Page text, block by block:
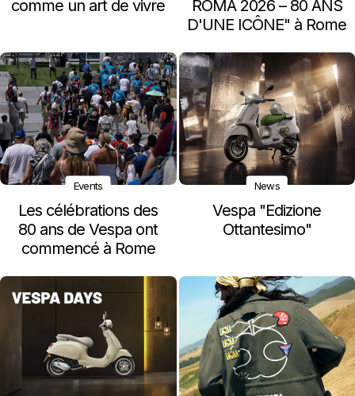
comme un art de vivre
ROMA 2026 – 80 ANS
D'UNE ICÔNE" à Rome
Events
Les célébrations des
80 ans de Vespa ont
commencé à Rome
News
Vespa "Edizione
Ottantesimo"